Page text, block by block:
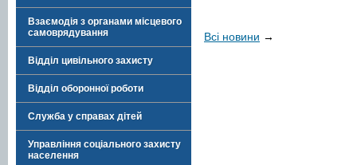
Взаємодія з органами місцевого
самоврядування
Відділ цивільного захисту
Відділ оборонної роботи
Служба у справах дітей
Управління соціального захисту
населення
Всі новини →